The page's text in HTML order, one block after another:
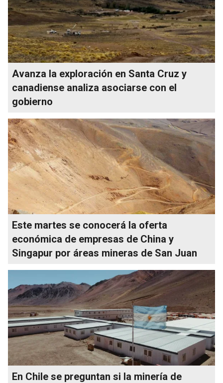
Avanza la exploración en Santa Cruz y
canadiense analiza asociarse con el
gobierno
Este martes se conocerá la oferta
económica de empresas de China y
Singapur por áreas mineras de San Juan
En Chile se preguntan si la minería de